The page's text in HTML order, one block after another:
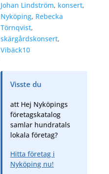
Johan Lindström, konsert,
Nyköping, Rebecka
Törnqvist,
skärgårdskonsert,
Vibäck10
Visste du
att Hej Nyköpings
företagskatalog
samlar hundratals
lokala företag?
Hitta företag i
Nyköping nu!